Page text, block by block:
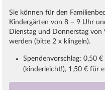
Sie können für den
Kindergärten von 8 – 9 Uhr
Dienstag und Donnerstag
werden (bitte 2 x klingeln).
Spendenvorschlag: 0,50
(kinderleicht!), 1,50 € für